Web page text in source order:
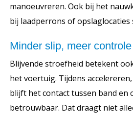
manoeuvreren. Ook bij het
bij laadperrons of opslaglocaties
Minder slip, meer controle
Blijvende stroefheid betekent
het voertuig. Tijdens
blijft het contact tussen band en
betrouwbaar. Dat draagt niet